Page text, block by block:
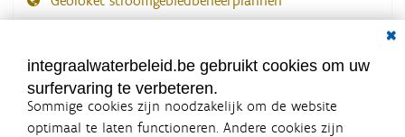
LOGIN VEREIST
integraalwaterbeleid.be gebruikt cookies om uw
surfervaring te verbeteren.
Sommige cookies zijn noodzakelijk om de website
optimaal te laten functioneren. Andere cookies zijn